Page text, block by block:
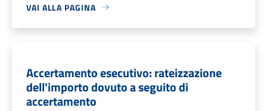
VAI ALLA PAGINA
Accertamento esecutivo: rateizzazione
dell'importo dovuto a seguito di
accertamento